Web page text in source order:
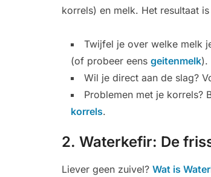
korrels) en melk. Het resultaat
Twijfel je over welke melk
(of probeer eens geitenmelk).
Wil je direct aan de slag?
Problemen met je korrels?
korrels.
2. Waterkefir: De
Liever geen zuivel? Wat is